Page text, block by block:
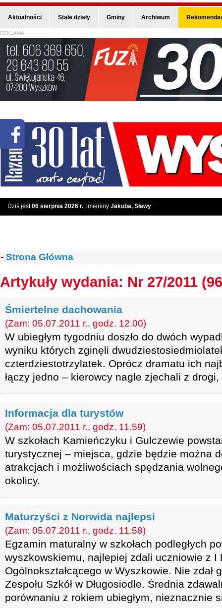
Aktualności Stałe działy Gminy Archiwum
REKLAMA
Dziś jest06 sierpnia 2026 r., imieniny Jakuba, Sławy
- Strona Główna
Artykuły wydania: Nr 27/2011
Śmiertelne dachowania
(Zam: 05.07.2011 r., godz. 12.00)
W ubiegłym tygodniu doszło do dwóch
wyniku których zginęli
czterdziestotrzylatek. Oprócz dramatu ich
łączy jedno – kierowcy nagle zjechali z drogi,
Informacja dla turystów
(Zam: 05.07.2011 r., godz. 11.59)
W szkołach Kamieńczyku i Gulczewie
turystycznej – miejsca, gdzie będzie można
atrakcjach i możliwościach spędzania
okolicy.
Maturzyści z Norwida najlepsi
(Zam: 05.07.2011 r., godz. 11.58)
Egzamin maturalny w szkołach podległych
wyszkowskiemu, najlepiej zdali uczniowie z I
Ogólnokształcącego w Wyszkowie. Nie zdał
Zespołu Szkół w Długosiodle. Średnia
porównaniu z rokiem ubiegłym, nieznacznie